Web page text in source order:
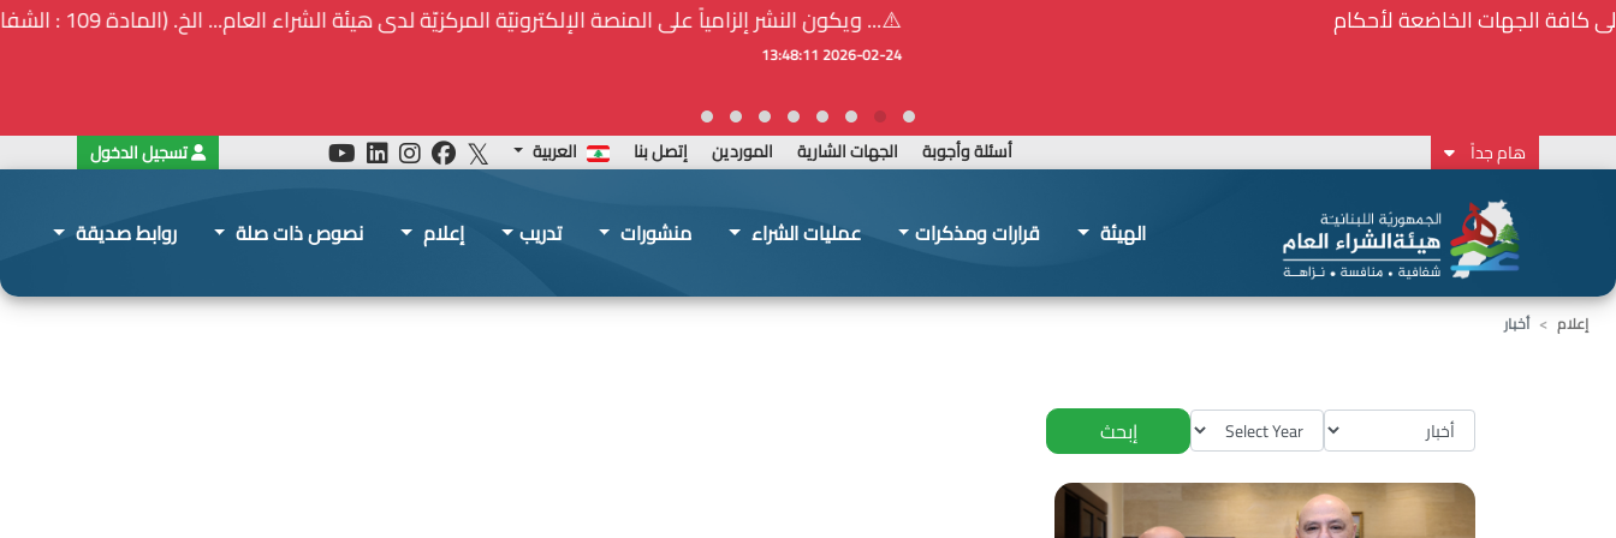
⚠️... ويكون النشر إلزامياً على المنصة الإلكترونيّة المركزيّة لدى هيئة الشراء العام... الخ. (المادة 109 : الشفافية)
هام جداً أسئلة وأجوبة الجهات الشارية الموردين إتصل بنا العربية تسجيل الدخول
الهيئة قرارات ومذكرات عمليات الشراء منشورات تدريب إعلام نصوص ذات صلة روابط صديقة
إعلام أخبار
إبحث